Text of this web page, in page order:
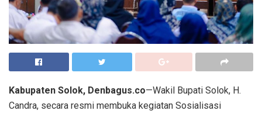
Kabupaten Solok, Denbagus.co—Wakil Bupati Solok, H.
Candra, secara resmi membuka kegiatan Sosialisasi